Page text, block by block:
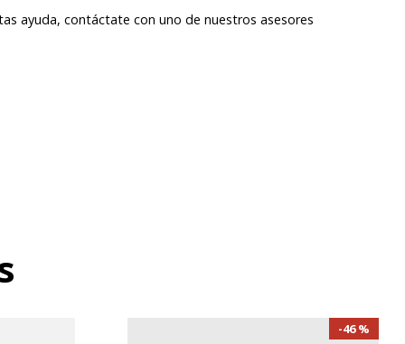
ayuda, contáctate con uno de nuestros asesores
46 %